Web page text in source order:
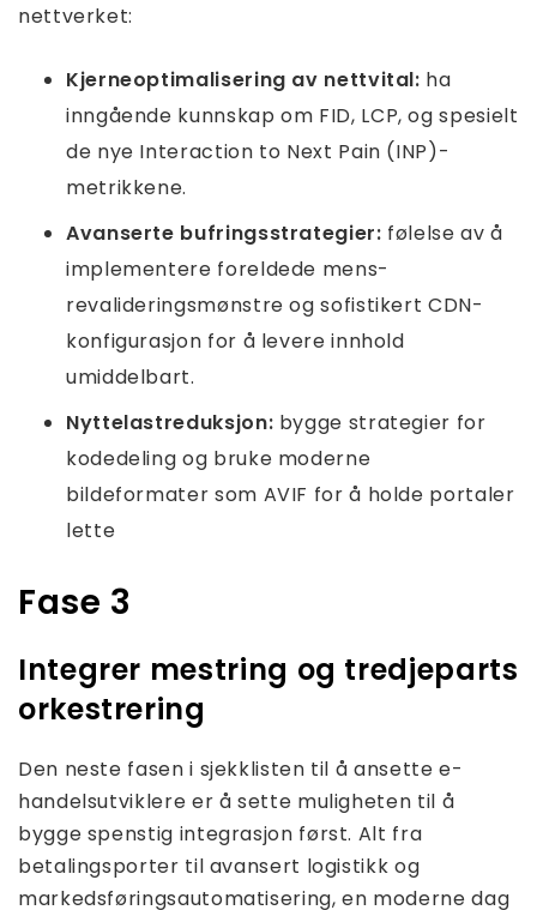
nettverket:
Kjerneoptimalisering av nettvital: ha
inngående kunnskap om FID, LCP, og spesielt
de nye Interaction to Next Pain (INP)-
metrikkene.
Avanserte bufringsstrategier: følelse av å
implementere foreldede mens-
revalideringsmønstre og sofistikert CDN-
konfigurasjon for å levere innhold
umiddelbart.
Nyttelastreduksjon: bygge strategier for
kodedeling og bruke moderne
bildeformater som AVIF for å holde portaler
lette
Fase 3
Integrer mestring og tredjeparts
orkestrering
Den neste fasen i sjekklisten til å ansette e-
handelsutviklere er å sette muligheten til å
bygge spenstig integrasjon først. Alt fra
betalingsporter til avansert logistikk og
markedsføringsautomatisering, en moderne dag